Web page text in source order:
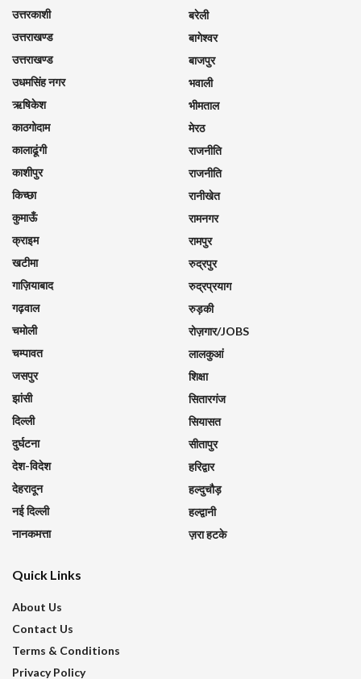
उत्तरकाशी
उत्तराखण्ड
उत्तराखण्ड
उधमसिंह नगर
ऋषिकेश
काठगोदाम
कालाढूंगी
काशीपुर
किच्छा
कुमाऊँ
क्राइम
खटीमा
गाज़ियाबाद
गढ़वाल
चमोली
चम्पावत
जसपुर
झांसी
दिल्ली
दुर्घटना
देश-विदेश
देहरादून
नई दिल्ली
नानकमत्ता
बरेली
बागेश्वर
बाजपुर
भवाली
भीमताल
मेरठ
राजनीति
राजनीति
रानीखेत
रामनगर
रामपुर
रुद्रपुर
रुद्रप्रयाग
रुड़की
रोज़गार/JOBS
लालकुआं
शिक्षा
सितारगंज
सियासत
सीतापुर
हरिद्वार
हल्दुचौड़
हल्द्वानी
ज़रा हटके
Quick Links
About Us
Contact Us
Terms & Conditions
Privacy Policy